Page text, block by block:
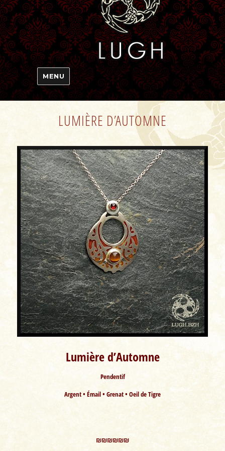
MENU
LUMIÈRE D’AUTOMNE
Lumière d’Automne
Pendentif
Argent • Émail • Grenat • Oeil de Tigre
₪₪₪₪₪₪